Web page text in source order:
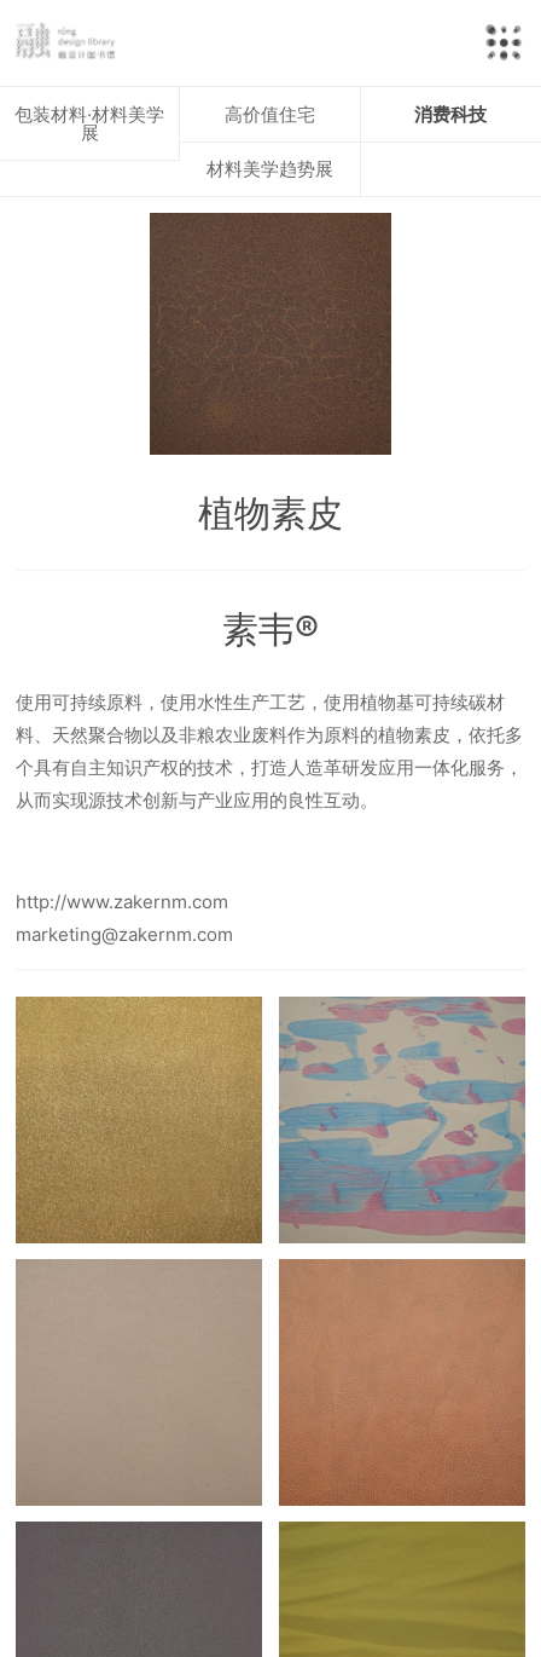
包装材料·材料美学
展
高价值住宅 消费科技
材料美学趋势展
植物素皮
素韦®
使用可持续原料，使用水性生产工艺，使用植物基可持续碳材
料、天然聚合物以及非粮农业废料作为原料的植物素皮，依托多
个具有自主知识产权的技术，打造人造革研发应用一体化服务，
从而实现源技术创新与产业应用的良性互动。
http://www.zakernm.com
marketing@zakernm.com